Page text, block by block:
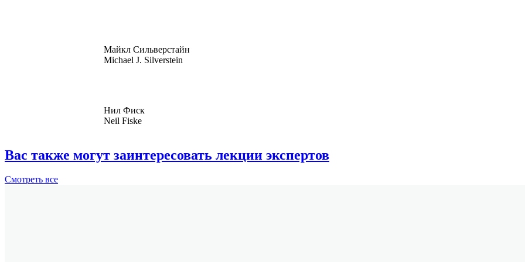
Майкл Сильверстайн
Michael J. Silverstein
Нил Фиск
Neil Fiske
Вас также могут заинтересовать лекции экспертов
Смотреть все